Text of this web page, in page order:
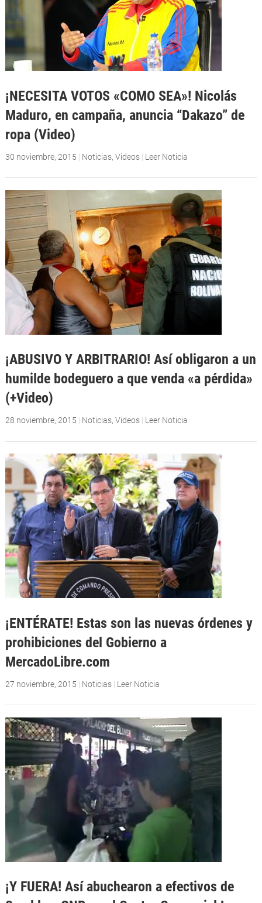
¡NECESITA VOTOS «COMO SEA»! Nicolás
Maduro, en campaña, anuncia “Dakazo” de
ropa (Video)
30 noviembre, 2015 | Noticias, Videos | Leer Noticia
¡ABUSIVO Y ARBITRARIO! Así obligaron a un
humilde bodeguero a que venda «a pérdida»
(+Video)
28 noviembre, 2015 | Noticias, Videos | Leer Noticia
¡ENTÉRATE! Estas son las nuevas órdenes y
prohibiciones del Gobierno a
MercadoLibre.com
27 noviembre, 2015 | Noticias | Leer Noticia
¡Y FUERA! Así abuchearon a efectivos de